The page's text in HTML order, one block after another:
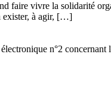
faire vivre la solidarité
exister, à agir, […]
n°2